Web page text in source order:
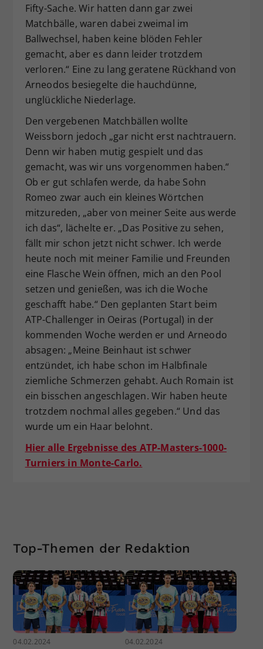
Fifty-Sache. Wir hatten dann gar zwei
Matchbälle, waren dabei zweimal im
Ballwechsel, haben keine blöden Fehler
gemacht, aber es dann leider trotzdem
verloren.“ Eine zu lang geratene Rückhand von
Arneodos besiegelte die hauchdünne,
unglückliche Niederlage.
Den vergebenen Matchbällen wollte
Weissborn jedoch „gar nicht erst nachtrauern.
Denn wir haben mutig gespielt und das
gemacht, was wir uns vorgenommen haben.“
Ob er gut schlafen werde, da habe Sohn
Romeo zwar auch ein kleines Wörtchen
mitzureden, „aber von meiner Seite aus werde
ich das“, lächelte er. „Das Positive zu sehen,
fällt mir schon jetzt nicht schwer. Ich werde
heute noch mit meiner Familie und Freunden
eine Flasche Wein öffnen, mich an den Pool
setzen und genießen, was ich die Woche
geschafft habe.“ Den geplanten Start beim
ATP-Challenger in Oeiras (Portugal) in der
kommenden Woche werden er und Arneodo
absagen: „Meine Beinhaut ist schwer
entzündet, ich habe schon im Halbfinale
ziemliche Schmerzen gehabt. Auch Romain ist
ein bisschen angeschlagen. Wir haben heute
trotzdem nochmal alles gegeben.“ Und das
wurde um ein Haar belohnt.
Hier alle Ergebnisse des ATP-Masters-1000-
Turniers in Monte-Carlo.
Top-Themen der Redaktion
04.02.2024 04.02.2024